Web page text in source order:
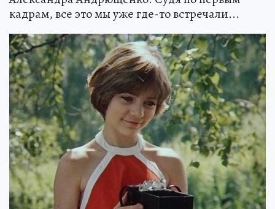
кадрам, все это мы уже где-то встречали...